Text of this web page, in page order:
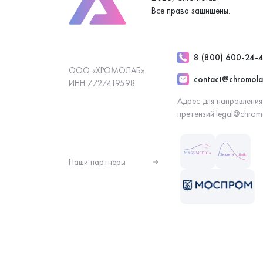
Все права защищены.
ООО «ХРОМОЛАБ»
ИНН 7727419598
8 (800) 600-24-
Адрес для направления
претензий:
Наши партнеры